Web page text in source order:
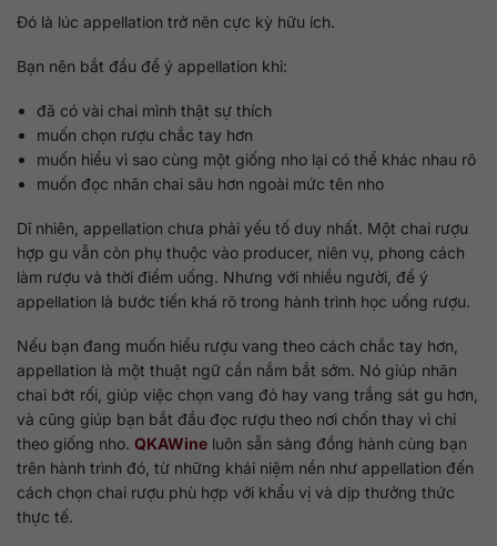
Đó là lúc appellation trở nên cực kỳ hữu ích.
Bạn nên bắt đầu để ý appellation khi:
đã có vài chai mình thật sự thích
muốn chọn rượu chắc tay hơn
muốn hiểu vì sao cùng một giống nho lại có thể khác nhau rõ
muốn đọc nhãn chai sâu hơn ngoài mức tên nho
Dĩ nhiên, appellation chưa phải yếu tố duy nhất. Một chai rượu
hợp gu vẫn còn phụ thuộc vào producer, niên vụ, phong cách
làm rượu và thời điểm uống. Nhưng với nhiều người, để ý
appellation là bước tiến khá rõ trong hành trình học uống rượu.
Nếu bạn đang muốn hiểu rượu vang theo cách chắc tay hơn,
appellation là một thuật ngữ cần nắm bắt sớm. Nó giúp nhãn
chai bớt rối, giúp việc chọn vang đỏ hay vang trắng sát gu hơn,
và cũng giúp bạn bắt đầu đọc rượu theo nơi chốn thay vì chỉ
theo giống nho. QKAWine luôn sẵn sàng đồng hành cùng bạn
trên hành trình đó, từ những khái niệm nền như appellation đến
cách chọn chai rượu phù hợp với khẩu vị và dịp thưởng thức
thực tế.